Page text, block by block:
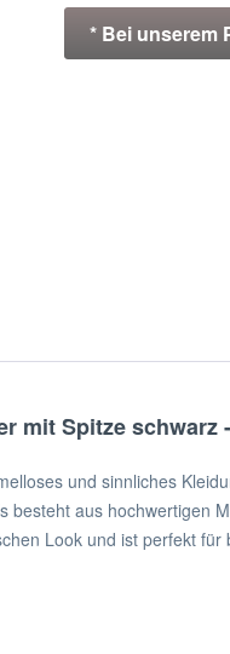
* Bei unserem
mit Spitze schwarz
und sinnliches
aus hochwertigen
Look und ist perfekt